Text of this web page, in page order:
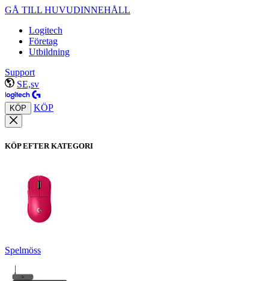
GÅ TILL HUVUDINNEHÅLL
Logitech
Företag
Utbildning
Support
SE,sv
KÖP KÖP
KÖP EFTER KATEGORI
Spelmöss